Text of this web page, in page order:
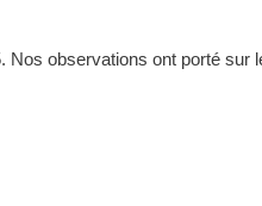
Nos observations ont porté sur